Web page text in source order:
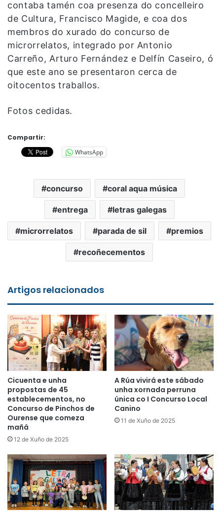
contaba tamén coa presenza do concelleiro
de Cultura, Francisco Magide, e coa dos
membros do xurado do concurso de
microrrelatos, integrado por Antonio
Carreño, Arturo Fernández e Delfín Caseiro, ó
que este ano se presentaron cerca de
oitocentos traballos.
Fotos cedidas.
Compartir:
WhatsApp
concurso coral aqua música
entrega letras galegas
microrrelatos parada de sil premios
recoñecementos
Artigos relacionados
Cicuenta e unha
propostas de 45
establecementos, no
Concurso de Pinchos de
Ourense que comeza
mañá
12 de Xuño de 2025
A Rúa vivirá este sábado
unha xornada perruna
única co I Concurso Local
Canino
11 de Xuño de 2025